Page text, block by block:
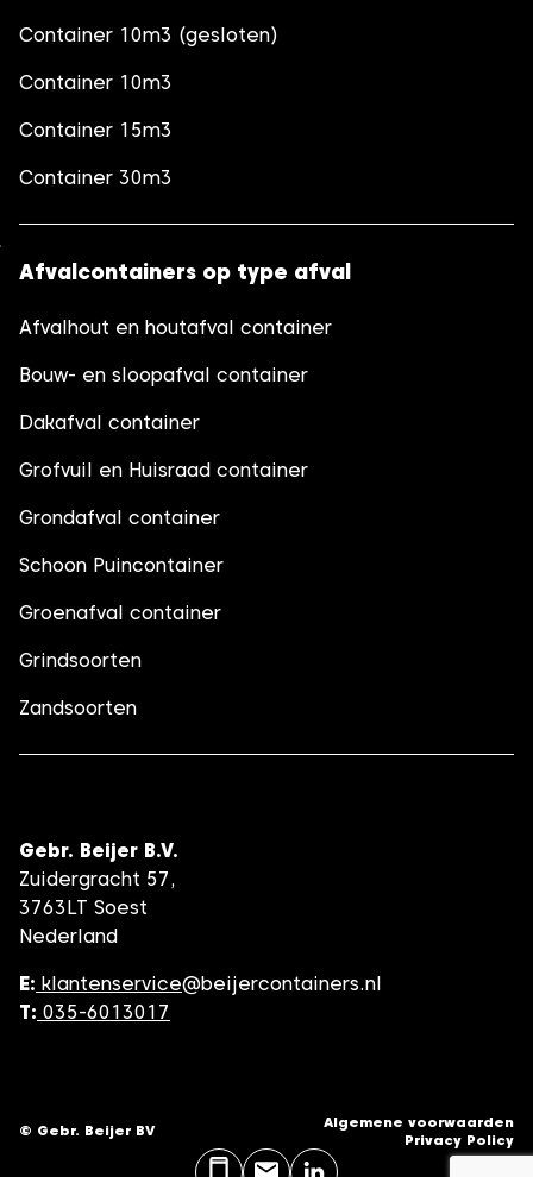
Container 10m3 (gesloten)
Container 10m3
Container 15m3
Container 30m3
Afvalcontainers op type afval
Afvalhout en houtafval container
Bouw- en sloopafval container
Dakafval container
Grofvuil en Huisraad container
Grondafval container
Schoon Puincontainer
Groenafval container
Grindsoorten
Zandsoorten
Gebr. Beijer B.V.
Zuidergracht 57,
3763LT Soest
Nederland
E: klantenservice@beijercontainers.nl
T: 035-6013017
© Gebr. Beijer BV
Algemene voorwaarden
Privacy Policy